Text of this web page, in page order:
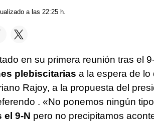
a las 22:25 h.
en su primera reunión tras el
plebiscitarias a la espera de lo
Rajoy, a la propuesta del
. «No ponemos ningún
el 9-N pero no precipitamos